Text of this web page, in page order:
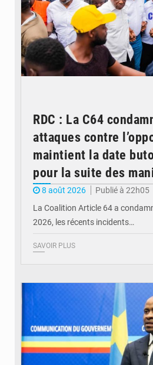
RDC : La C64
attaques contre
maintient la date
pour la suite des
8 août 2026
Publié à 22h05
La Coalition Article 64 a
2026, les récents incidents…
SAVOIR PLUS